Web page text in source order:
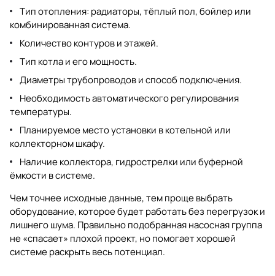
Тип отопления: радиаторы, тёплый пол, бойлер или
комбинированная система.
Количество контуров и этажей.
Тип котла и его мощность.
Диаметры трубопроводов и способ подключения.
Необходимость автоматического регулирования
температуры.
Планируемое место установки в котельной или
коллекторном шкафу.
Наличие коллектора, гидрострелки или буферной
ёмкости в системе.
Чем точнее исходные данные, тем проще выбрать
оборудование, которое будет работать без перегрузок и
лишнего шума. Правильно подобранная насосная группа
не «спасает» плохой проект, но помогает хорошей
системе раскрыть весь потенциал.